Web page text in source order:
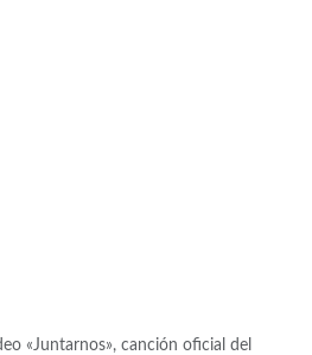
«Juntarnos», canción oficial del